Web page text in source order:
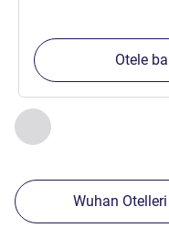
Önceki -
Sayfa ,
Otele
Wuhan